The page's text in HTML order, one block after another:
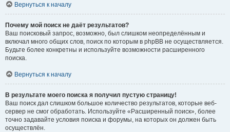
Вернуться к началу
Почему мой поиск не даёт результатов?
Ваш поисковый запрос, возможно, был слишком неопределённым и
включал много общих слов, поиск по которым в phpBB не осуществляется.
Будьте более конкретны и используйте возможности расширенного
поиска.
Вернуться к началу
В результате моего поиска я получил пустую страницу!
Ваш поиск дал слишком большое количество результатов, которые веб-
сервер не смог обработать. Используйте «Расширенный поиск», более
точно задавайте условия поиска и форумы, на которых он должен быть
осуществлён.